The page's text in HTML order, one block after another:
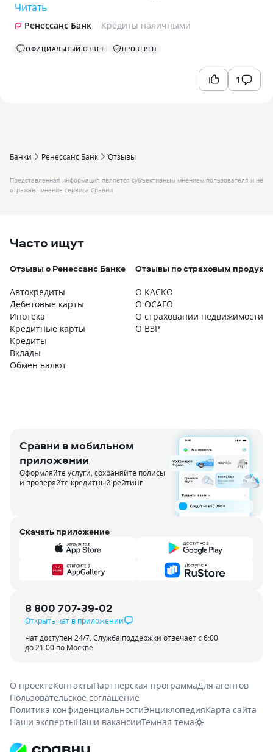
Читать
Ренессанс Банк Кредиты наличными
ОФИЦИАЛЬНЫЙ ОТВЕТ ПРОВЕРЕН
1
Банки Ренессанс Банк Отзывы
Представленная информация является субъективным мнением пользователя и не
отражает мнение сервиса Сравни
Часто ищут
Отзывы о Ренессанс Банке
Автокредиты
Дебетовые карты
Ипотека
Кредитные карты
Кредиты
Вклады
Обмен валют
Отзывы по страховым
О КАСКО
О ОСАГО
О страховании недвижимости
О ВЗР
Сравни в мобильном
приложении
Оформляйте услуги, сохраняйте полисы
и проверяйте кредитный рейтинг
Скачать приложение
8 800 707-39-02
Открыть чат в приложении
Чат доступен 24/7. Служба поддержки отвечает с 6:00
до 21:00 по Москве
О проектеКонтактыПартнерская программаДля агентов
Пользовательское соглашение
Политика конфиденциальностиЭнциклопедияКарта сайта
Наши экспертыНаши вакансииТёмная тема